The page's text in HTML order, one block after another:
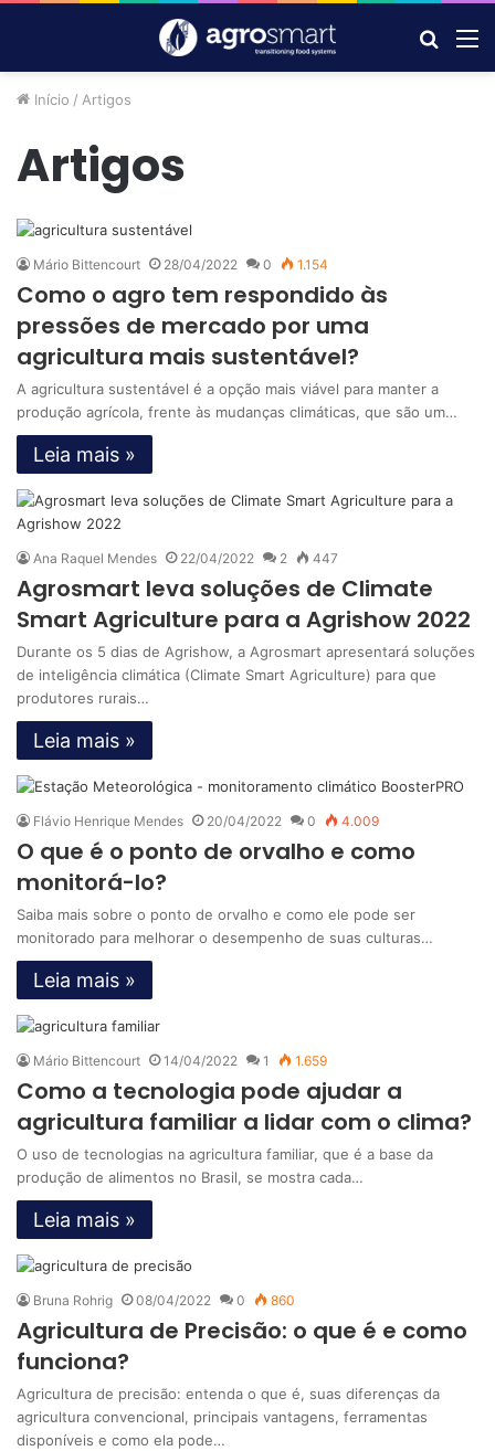
por
Início / Artigos
Artigos
Mário Bittencourt 28/04/2022 0 1.154
Como o agro tem respondido às
pressões de mercado por uma
agricultura mais sustentável?
A agricultura sustentável é a opção mais viável para manter a
produção agrícola, frente às mudanças climáticas, que são um…
Leia mais »
Ana Raquel Mendes 22/04/2022 2 447
Agrosmart leva soluções de Climate
Smart Agriculture para a Agrishow 2022
Durante os 5 dias de Agrishow, a Agrosmart apresentará soluções
de inteligência climática (Climate Smart Agriculture) para que
produtores rurais…
Leia mais »
Flávio Henrique Mendes 20/04/2022 0 4.009
O que é o ponto de orvalho e como
monitorá-lo?
Saiba mais sobre o ponto de orvalho e como ele pode ser
monitorado para melhorar o desempenho de suas culturas…
Leia mais »
Mário Bittencourt 14/04/2022 1 1.659
Como a tecnologia pode ajudar a
agricultura familiar a lidar com o clima?
O uso de tecnologias na agricultura familiar, que é a base da
produção de alimentos no Brasil, se mostra cada…
Leia mais »
Bruna Rohrig 08/04/2022 0 860
Agricultura de Precisão: o que é e como
funciona?
Agricultura de precisão: entenda o que é, suas diferenças da
agricultura convencional, principais vantagens, ferramentas
disponíveis e como ela pode…